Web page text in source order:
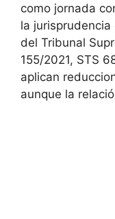
como jornada
la
del Tribunal
155/2021, STS
aplican
aunque la